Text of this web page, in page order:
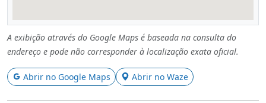
A exibição através do Google Maps é baseada na consulta do
endereço e pode não corresponder à localização exata oficial.
Abrir no Google Maps Abrir no Waze